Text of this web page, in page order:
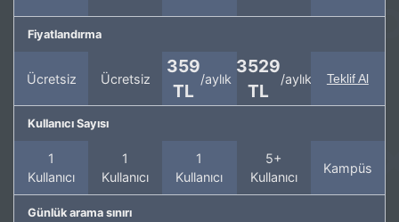
Fiyatlandırma
Ücretsiz Ücretsiz
359
TL
/aylık
3529
TL
/aylık Teklif Al
Kullanıcı Sayısı
1
Kullanıcı
1
Kullanıcı
1
Kullanıcı
5+
Kullanıcı
Kampüs
Günlük arama sınırı